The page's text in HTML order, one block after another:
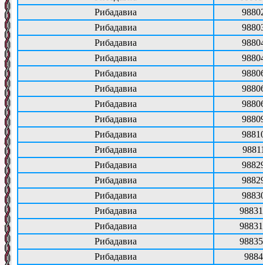
Рибадавиа
Рибадавиа
Рибадавиа
Рибадавиа
Рибадавиа
Рибадавиа
Рибадавиа
Рибадавиа
Рибадавиа
Рибадавиа
Рибадавиа
Рибадавиа
Рибадавиа
Рибадавиа
Рибадавиа
Рибадавиа
Рибадавиа